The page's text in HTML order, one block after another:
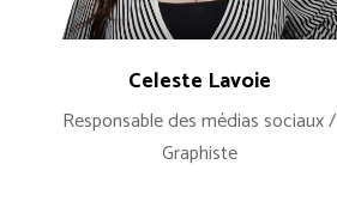
Celeste Lavoie
Responsable des médias sociaux /
Graphiste